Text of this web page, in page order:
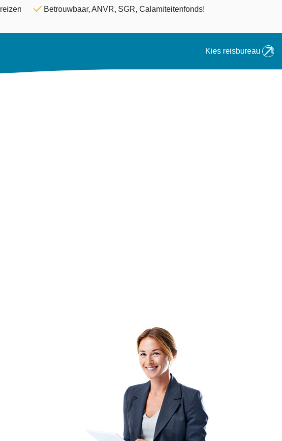
de inhoud gaanBetrouwbaar, ANVR, SGR, Calamiteitenfonds!
Kies reisbureau